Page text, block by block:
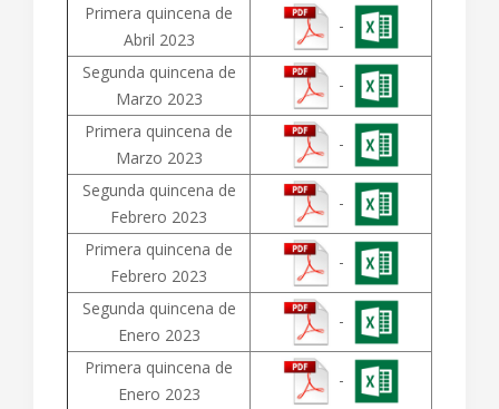
Primera quincena de
Abril 2023
-
Segunda quincena de
Marzo 2023
-
Primera quincena de
Marzo 2023
-
Segunda quincena de
Febrero 2023
-
Primera quincena de
Febrero 2023
-
Segunda quincena de
Enero 2023
-
Primera quincena de
Enero 2023
-